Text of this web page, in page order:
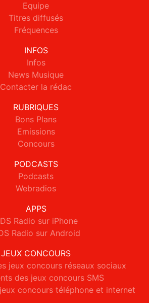
Equipe
Titres diffusés
Fréquences
INFOS
Infos
News Musique
Contacter la rédac
RUBRIQUES
Bons Plans
Emissions
Concours
PODCASTS
Podcasts
Webradios
APPS
Radio sur iPhone
Radio sur Android
JEUX CONCOURS
jeux concours réseaux sociaux
des jeux concours SMS
concours téléphone et internet